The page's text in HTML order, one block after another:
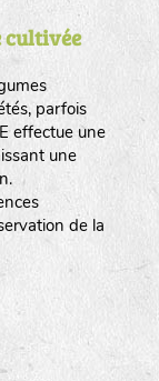
cultivée
parfois
effectue une
une
de la